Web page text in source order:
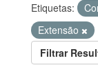
Etiquetas:
Extensão
Filtrar